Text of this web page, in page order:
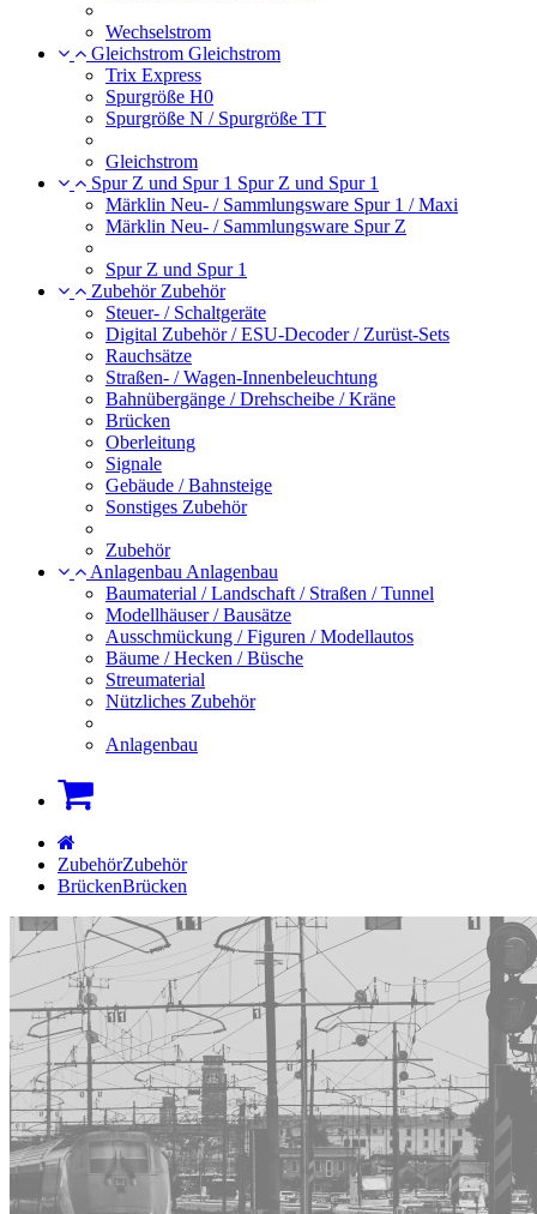
Wechselstrom
Gleichstrom Gleichstrom
Trix Express
Spurgröße H0
Spurgröße N / Spurgröße TT
Gleichstrom
Spur Z und Spur 1 Spur Z und Spur 1
Märklin Neu- / Sammlungsware Spur 1 / Maxi
Märklin Neu- / Sammlungsware Spur Z
Spur Z und Spur 1
Zubehör Zubehör
Steuer- / Schaltgeräte
Digital Zubehör / ESU-Decoder / Zurüst-Sets
Rauchsätze
Straßen- / Wagen-Innenbeleuchtung
Bahnübergänge / Drehscheibe / Kräne
Brücken
Oberleitung
Signale
Gebäude / Bahnsteige
Sonstiges Zubehör
Zubehör
Anlagenbau Anlagenbau
Baumaterial / Landschaft / Straßen / Tunnel
Modellhäuser / Bausätze
Ausschmückung / Figuren / Modellautos
Bäume / Hecken / Büsche
Streumaterial
Nützliches Zubehör
Anlagenbau
Warenkorb
ZubehörZubehör
BrückenBrücken